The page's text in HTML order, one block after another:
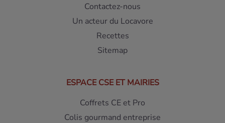
Contactez-nous
Un acteur du Locavore
Recettes
Sitemap
ESPACE CSE ET MAIRIES
Coffrets CE et Pro
Colis gourmand entreprise